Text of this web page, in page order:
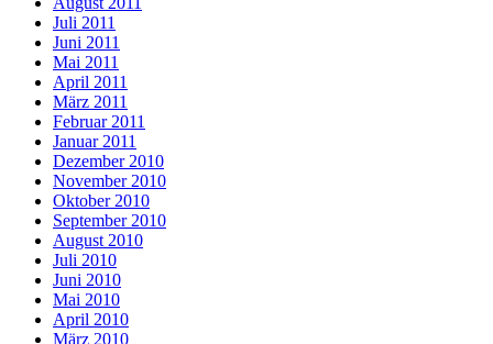
Juli 2011
Juni 2011
Mai 2011
April 2011
März 2011
Februar 2011
Januar 2011
Dezember 2010
November 2010
Oktober 2010
September 2010
August 2010
Juli 2010
Juni 2010
Mai 2010
April 2010
März 2010